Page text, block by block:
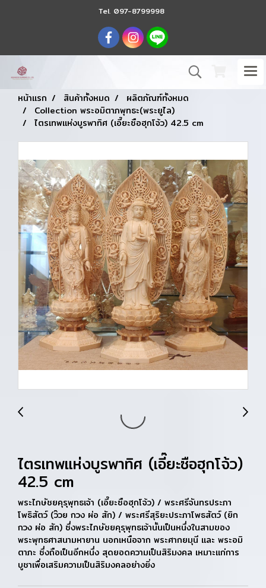
Tel. 097-8799998
หน้าแรก สินค้าทั้งหมด
ผลิตภัณฑ์ทั้งหมด
Collection พระอมิตาภพุทธะ(พระยูไล)
ไตรเทพแห่งบูรพาทิศ (เอี๊ยะซือฮุกโจ้ว) 42.5 cm
ไตรเทพแห่งบูรพาทิศ (เอี๊ยะซือฮุกโจ้ว)
42.5 cm
พระไภษัชยคุรุพุทธเจ้า (เอี๊ยะซือฮุกโจ้ว) / พระศรีจันทรประภา
โพธิสัตว์ (ว๊วย กวง ผ่อ สัก) / พระศรีสุริยะประภาโพธสัตว์ (ยิก
กวง ผ่อ สัก) ซึ่งพระไภษัชยคุรุพุทธเจ้านั้นเป็นหนึ่งในสามของ
พระพุทธศาสนามหายาน นอกเหนือจาก พระศากยมุนี และ พระอมิ
ตาภะ ซึ่งถือเป็นอีกหนึ่ง สุดยอดความเป็นสิริมงคล เหมาะแก่การ
บูชาเพื่อเสริมความเป็นสิริมงคลอย่างยิ่ง